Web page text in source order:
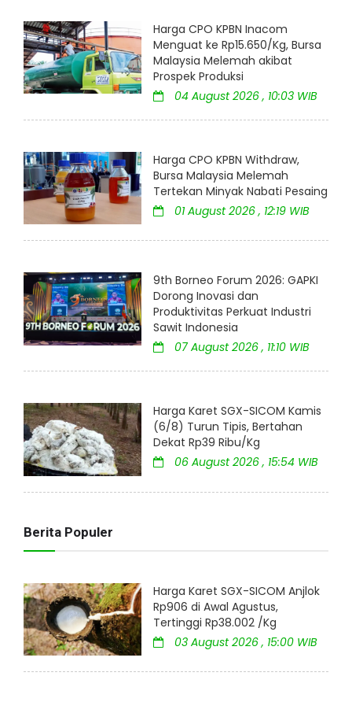
Harga CPO KPBN Inacom
Menguat ke Rp15.650/Kg, Bursa
Malaysia Melemah akibat
Prospek Produksi
04 August 2026 , 10:03 WIB
Harga CPO KPBN Withdraw,
Bursa Malaysia Melemah
Tertekan Minyak Nabati Pesaing
01 August 2026 , 12:19 WIB
9th Borneo Forum 2026: GAPKI
Dorong Inovasi dan
Produktivitas Perkuat Industri
Sawit Indonesia
07 August 2026 , 11:10 WIB
Harga Karet SGX-SICOM Kamis
(6/8) Turun Tipis, Bertahan
Dekat Rp39 Ribu/Kg
06 August 2026 , 15:54 WIB
Berita Populer
Harga Karet SGX-SICOM Anjlok
Rp906 di Awal Agustus,
Tertinggi Rp38.002 /Kg
03 August 2026 , 15:00 WIB